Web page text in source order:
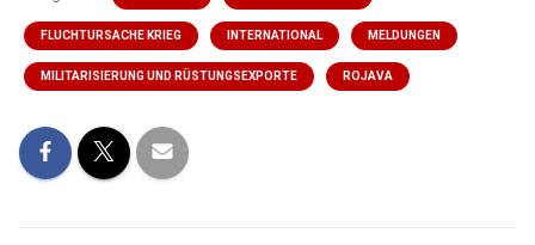
FLUCHTURSACHE KRIEG INTERNATIONAL MELDUNGEN
MILITARISIERUNG UND RÜSTUNGSEXPORTE ROJAVA